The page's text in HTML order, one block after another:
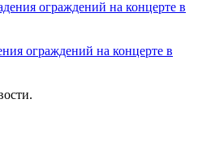
ограждений на концерте в